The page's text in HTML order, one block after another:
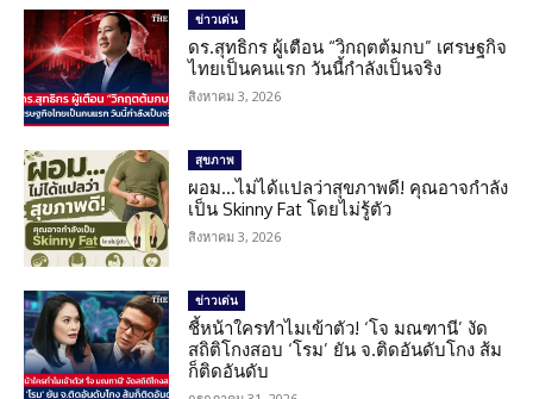
ข่าวเด่น
ดร.สุทธิกร ผู้เตือน “วิกฤตต้มกบ” เศรษฐกิจ
ไทยเป็นคนแรก วันนี้กำลังเป็นจริง
สิงหาคม 3, 2026
สุขภาพ
ผอม…ไม่ได้แปลว่าสุขภาพดี! คุณอาจกำลัง
เป็น Skinny Fat โดยไม่รู้ตัว
สิงหาคม 3, 2026
ข่าวเด่น
ชี้หน้าใครทำไมเข้าตัว! ‘โจ มณฑานี’ งัด
สถิติโกงสอบ ‘โรม’ ยัน จ.ติดอันดับโกง ส้ม
ก็ติดอันดับ